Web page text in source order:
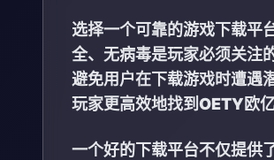
选择一个可靠的游戏下载平
全、无病毒是玩家必须关注
避免用户在下载游戏时遭遇
玩家更高效地找到OETY欧
一个好的下载平台不仅提供